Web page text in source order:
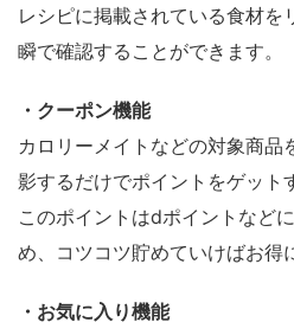
レシピに掲載されている食材を
瞬で確認することができます。
・クーポン機能
カロリーメイトなどの対象商品
影するだけでポイントをゲット
このポイントはdポイントなど
め、コツコツ貯めていけばお得
・お気に入り機能